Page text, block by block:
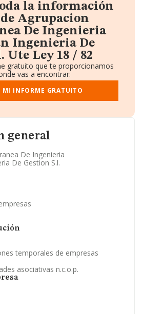
general
De Ingenieria
De Gestion S.l.
temporales de empresas
asociativas n.c.o.p.
la información
Agrupacion
De Ingenieria
Ingenieria De
Ute Ley 18 / 82
gratuito que te proporcionamos
vas a encontrar:
Denominación, CIF,
Completo (BORME).
Vinculaciones en otras empresas.
publicados sobre la empresa.
y registral complementaria.
MI INFORME GRATUITO